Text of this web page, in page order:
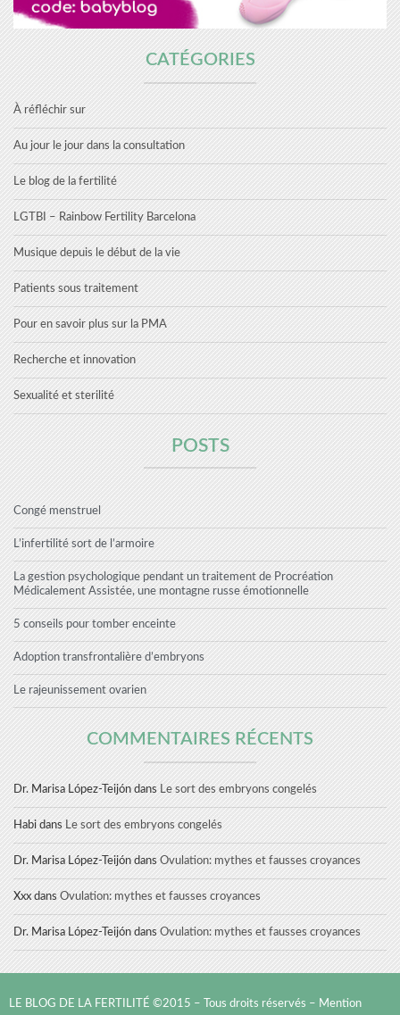
CATÉGORIES
À réfléchir sur
Au jour le jour dans la consultation
Le blog de la fertilité
LGTBI – Rainbow Fertility Barcelona
Musique depuis le début de la vie
Patients sous traitement
Pour en savoir plus sur la PMA
Recherche et innovation
Sexualité et sterilité
POSTS
Congé menstruel
L’infertilité sort de l’armoire
La gestion psychologique pendant un traitement de Procréation
Médicalement Assistée, une montagne russe émotionnelle
5 conseils pour tomber enceinte
Adoption transfrontalière d’embryons
Le rajeunissement ovarien
COMMENTAIRES RÉCENTS
Dr. Marisa López-Teijón dans Le sort des embryons congelés
HabidansLe sort des embryons congelés
Dr. Marisa López-Teijón dans Ovulation: mythes et fausses croyances
XxxdansOvulation: mythes et fausses croyances
Dr. Marisa López-Teijón dans Ovulation: mythes et fausses croyances
LE BLOG DE LA FERTILITÉ ©2015 – Tous droits réservés – Mention